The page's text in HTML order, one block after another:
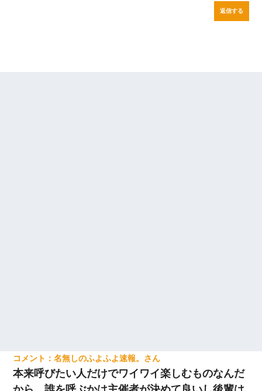
返信する
名無しのふよふよ速報。
本来呼びたい人だけでワイワイ楽しむものなんだ